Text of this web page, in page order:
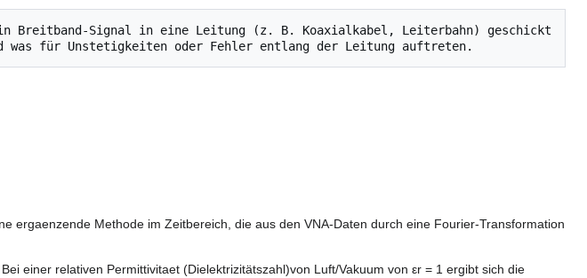
Breitband-Signal in eine Leitung (z. B. Koaxialkabel, Leiterbahn) geschickt
ergaenzende Methode im Zeitbereich, die aus den VNA-Daten durch eine Fourier-Transformation
einer relativen Permittivitaet (Dielektrizitätszahl)von Luft/Vakuum von εr​ = 1 ergibt sich die